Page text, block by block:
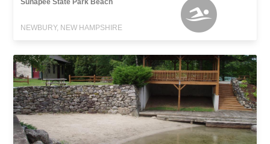
NEWBURY, NEW HAMPSHIRE